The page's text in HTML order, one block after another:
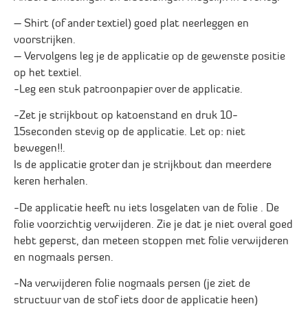
– Shirt (of ander textiel) goed plat neerleggen en
voorstrijken.
– Vervolgens leg je de applicatie op de gewenste positie
op het textiel.
-Leg een stuk patroonpapier over de applicatie.
-Zet je strijkbout op katoenstand en druk 10-
15seconden stevig op de applicatie. Let op: niet
bewegen!!.
Is de applicatie groter dan je strijkbout dan meerdere
keren herhalen.
-De applicatie heeft nu iets losgelaten van de folie . De
folie voorzichtig verwijderen. Zie je dat je niet overal goed
hebt geperst, dan meteen stoppen met folie verwijderen
en nogmaals persen.
-Na verwijderen folie nogmaals persen (je ziet de
structuur van de stof iets door de applicatie heen)